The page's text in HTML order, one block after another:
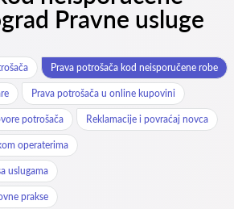
Pravne usluge
Prava potrošača kod neisporučene robe
Prava potrošača u online kupovini
potrošača Reklamacije i povraćaj novca
operaterima
uslugama
prakse